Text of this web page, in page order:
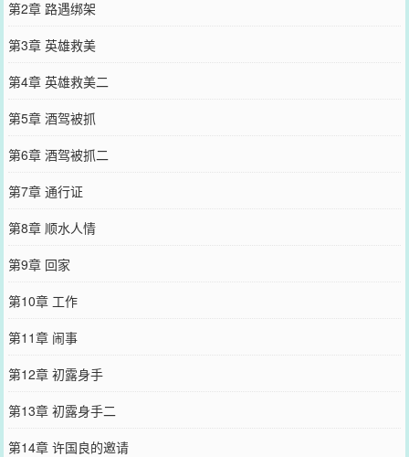
第2章 路遇绑架
第3章 英雄救美
第4章 英雄救美二
第5章 酒驾被抓
第6章 酒驾被抓二
第7章 通行证
第8章 顺水人情
第9章 回家
第10章 工作
第11章 闹事
第12章 初露身手
第13章 初露身手二
第14章 许国良的邀请